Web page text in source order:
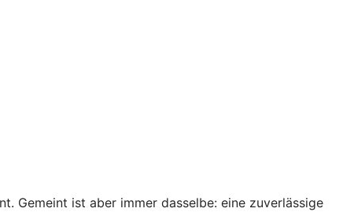
Gemeint ist aber immer dasselbe: eine zuverlässige